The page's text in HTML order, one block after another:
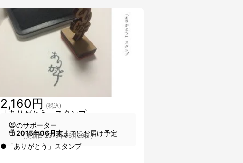
「ありがとう」スタンプ
2,160円 (税込)
のサポーター
2015年06月末までにお届け予定
（更新日:2015年06月29日）
●「ありがとう」スタンプ